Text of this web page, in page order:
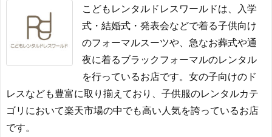
こどもレンタルドレスワールドは、入学
式・結婚式・発表会などで着る子供向け
のフォーマルスーツや、急なお葬式や通
夜に着るブラックフォーマルのレンタル
を行っているお店です。女の子向けのド
レスなども豊富に取り揃えており、子供服のレンタルカテ
ゴリにおいて楽天市場の中でも高い人気を誇っているお店
です。